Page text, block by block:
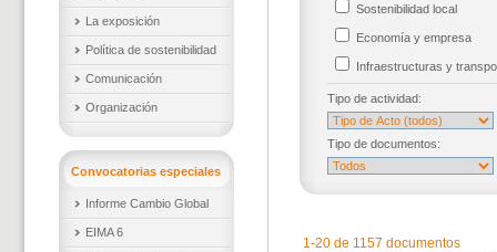
La exposición
Política de sostenibilidad
Comunicación
Organización
Convocatorias especiales
Informe Cambio Global
EIMA 6
Sostenibilidad local
Economía y empresa
Infraestructuras y
Tipo de actividad:
Tipo de documentos:
1-20 de 1157 documentos